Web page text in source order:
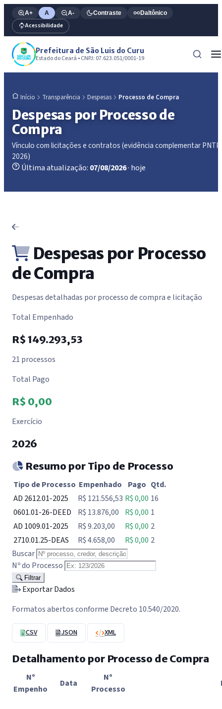
A+ A A- Contraste Daltônico
Acessibilidade
Prefeitura de São Luis do Curu
Estado do Ceará • CNPJ: 07.623.051/0001-19
Início Transparência Despesas Processo de Compra
Despesas por Processo de
Compra
Vínculo com licitações e contratos (evidência complementar PNTP
2026)
Última atualização: 07/08/2026· hoje
Despesas por Processo
de Compra
Despesas detalhadas por processo de compra e licitação
Total Empenhado
R$ 149.293,53
21 processos
Total Pago
R$ 0,00
Exercício
2026
Resumo por Tipo de Processo
Tipo de Processo Empenhado Pago Qtd.
AD 2612.01-2025
R$ 121.556,53 R$ 0,00 16
0601.01-26-DEED
R$ 13.876,00 R$ 0,00 1
AD 1009.01-2025
R$ 9.203,00 R$ 0,00 2
2710.01.25-DEAS
R$ 4.658,00 R$ 0,00 2
Buscar
Nº do Processo
Filtrar
Exportar Dados
Formatos abertos conforme Decreto 10.540/2020.
CSV JSON XML
Detalhamento por Processo de Compra
Nº
Empenho
Data
Nº
Processo